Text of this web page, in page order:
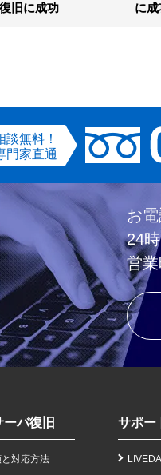
旧に成功
に
談無料！
門家直通
お
24
営
バ復旧
対応方法
サポー